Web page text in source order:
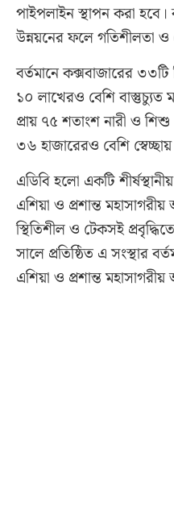
পাইপলাইন স্থাপন করা হবে।
উন্নয়নের ফলে গতিশীলতা ও
বর্তমানে কক্সবাজারের
১০ লাখেরও বেশি বাস্তুচ্যুত
প্রায় ৭৫ শতাংশ নারী ও
৩৬ হাজারেরও বেশি স্বেচ্ছায়
এডিবি হলো একটি
এশিয়া ও প্রশান্ত
স্থিতিশীল ও টেকসই
সালে প্রতিষ্ঠিত এ সংস্থার
এশিয়া ও প্রশান্ত